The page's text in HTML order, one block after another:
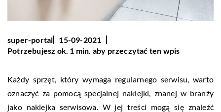
super-portal
15-09-2021
Potrzebujesz ok. 1 min. aby przeczytać ten wpis
Każdy sprzęt, który wymaga regularnego serwisu, warto
oznaczyć za pomocą specjalnej naklejki, znanej w branży
jako naklejka serwisowa. W jej treści mogą się znaleźć